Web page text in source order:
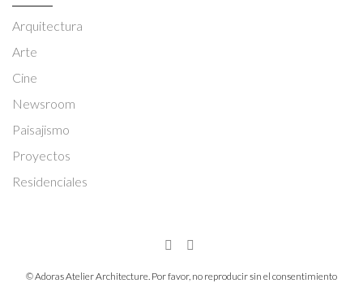
Arquitectura
Arte
Cine
Newsroom
Paisajismo
Proyectos
Residenciales
© Adoras Atelier Architecture. Por favor, no reproducir sin el consentimiento